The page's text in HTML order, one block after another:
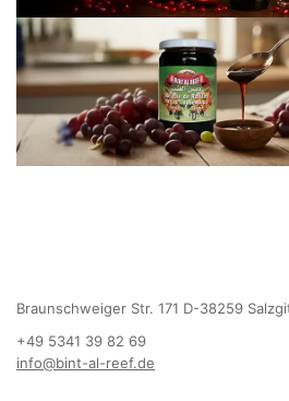
Braunschweiger Str. 171 D-38259
+49 5341 39 82 69
info@bint-al-reef.de